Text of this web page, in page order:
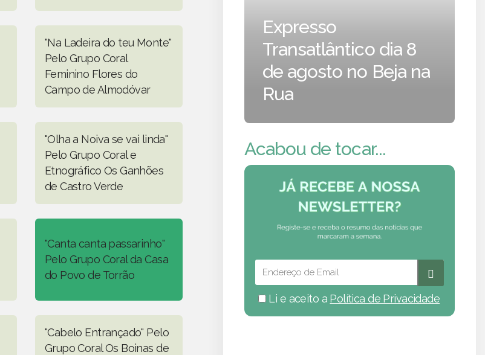
"Na Ladeira do teu Monte"
Pelo Grupo Coral
Feminino Flores do
Campo de Almodóvar
"Olha a Noiva se vai linda"
Pelo Grupo Coral e
Etnográfico Os Ganhões
de Castro Verde
"Canta canta passarinho"
Pelo Grupo Coral da Casa
do Povo de Torrão
"Cabelo Entrançado" Pelo
Grupo Coral Os Boinas de
Expresso
Transatlântico dia 8
de agosto no Beja na
Rua
Acabou de tocar...
Li e aceito a Política de Privacidade